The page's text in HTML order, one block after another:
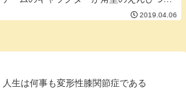
印刷されていてえんぴつを転がして出た面
で攻撃を仕掛けるスーパーアミューズメン
2019.04.06
人生は何事も変形性膝関節症である